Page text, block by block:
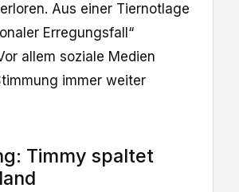
Aus einer Tiernotlage
Erregungsfall“
allem soziale Medien
immer weiter
Timmy spaltet